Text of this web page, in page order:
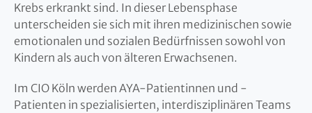
Krebs erkrankt sind. In dieser Lebensphase
unterscheiden sie sich mit ihren medizinischen sowie
emotionalen und sozialen Bedürfnissen sowohl von
Kindern als auch von älteren Erwachsenen.
Im CIO Köln werden AYA-Patientinnen und -
Patienten in spezialisierten, interdisziplinären Teams